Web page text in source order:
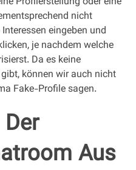
nicht
eingeben und
je nachdem welche
Da es keine
können wir auch nicht
Fake-Profile sagen.
Aus